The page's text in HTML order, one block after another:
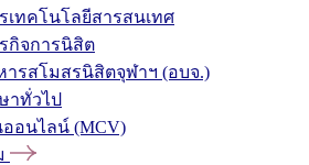
เทคโนโลยีสารสนเทศ
กิจการนิสิต
ารสโมสรนิสิตจุฬาฯ (อบจ.)
าทั่วไป
ออนไลน์ (MCV)